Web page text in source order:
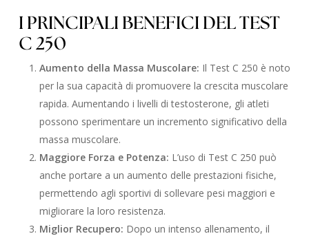
I PRINCIPALI BENEFICI DEL TEST
C 250
Aumento della Massa Muscolare: Il Test C 250 è noto
per la sua capacità di promuovere la crescita muscolare
rapida. Aumentando i livelli di testosterone, gli atleti
possono sperimentare un incremento significativo della
massa muscolare.
Maggiore Forza e Potenza: L’uso di Test C 250 può
anche portare a un aumento delle prestazioni fisiche,
permettendo agli sportivi di sollevare pesi maggiori e
migliorare la loro resistenza.
Miglior Recupero: Dopo un intenso allenamento, il